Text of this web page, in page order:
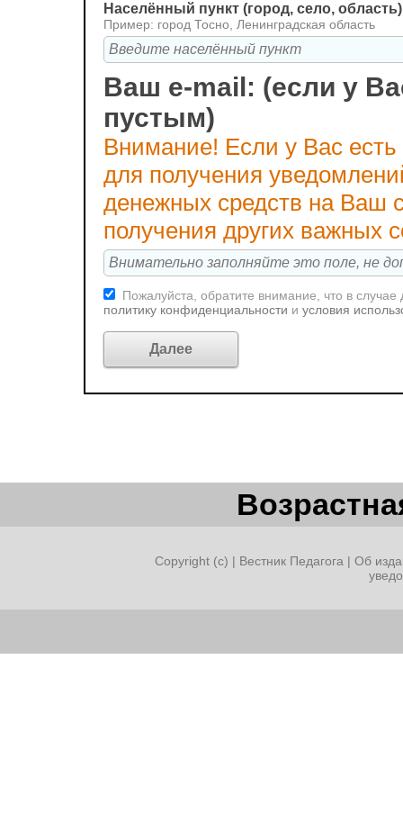
Населённый пункт (город, село,
Пример: город Тосно, Ленинградская область
Ваш e-mail: (если у
пустым)
Внимание! Если у Вас
для получения
денежных средств на Ваш
получения других важных
Пожалуйста, обратите внимание, что в
политику конфиденциальности и условия
Copyright (c) | Вестник Педагога | Об